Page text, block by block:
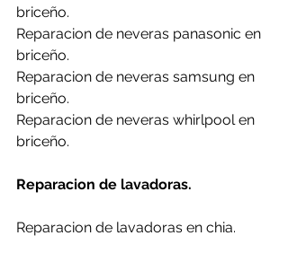
briceño.
Reparacion de neveras panasonic en
briceño.
Reparacion de neveras samsung en
briceño.
Reparacion de neveras whirlpool en
briceño.
Reparacion de lavadoras.
Reparacion de lavadoras en chia.